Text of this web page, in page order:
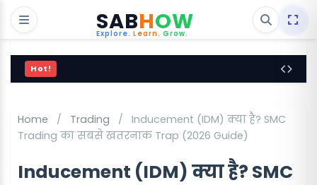
SABHOW
Explore. Learn. Grow.
Hot!
Home / Trading /
Inducement (IDM) क्या है? SMC
Trading का सबसे खतरनाक Trap (2026 Guide)
Inducement (IDM) क्या है? SMC